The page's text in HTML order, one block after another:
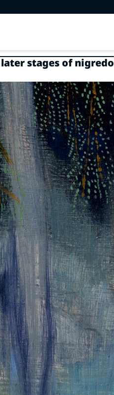
stages of nigredo